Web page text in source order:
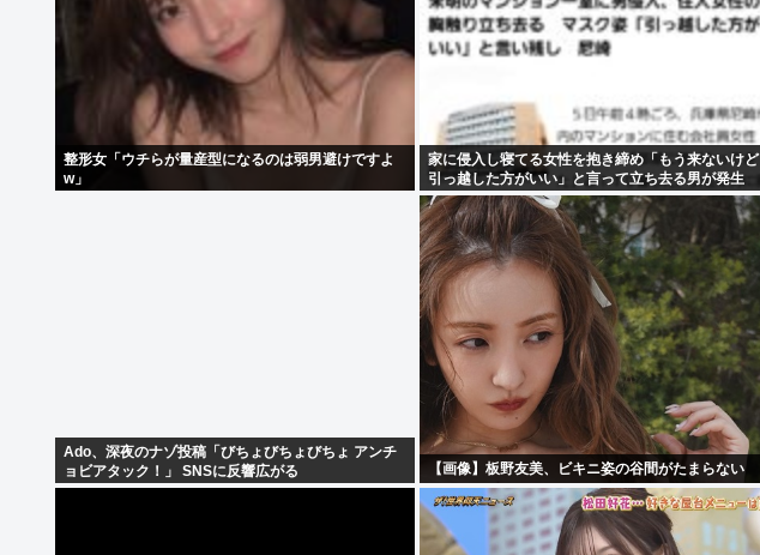
整形女「ウチらが量産型になるのは弱男避けですよ
w」
家に侵入し寝てる女性を抱き締め「もう来ないけど
引っ越した方がいい」と言って立ち去る男が発生
Ado、深夜のナゾ投稿「びちょびちょびちょ アンチ
ョビアタック！」 SNSに反響広がる
【画像】板野友美、ビキニ姿の谷間がたまらない